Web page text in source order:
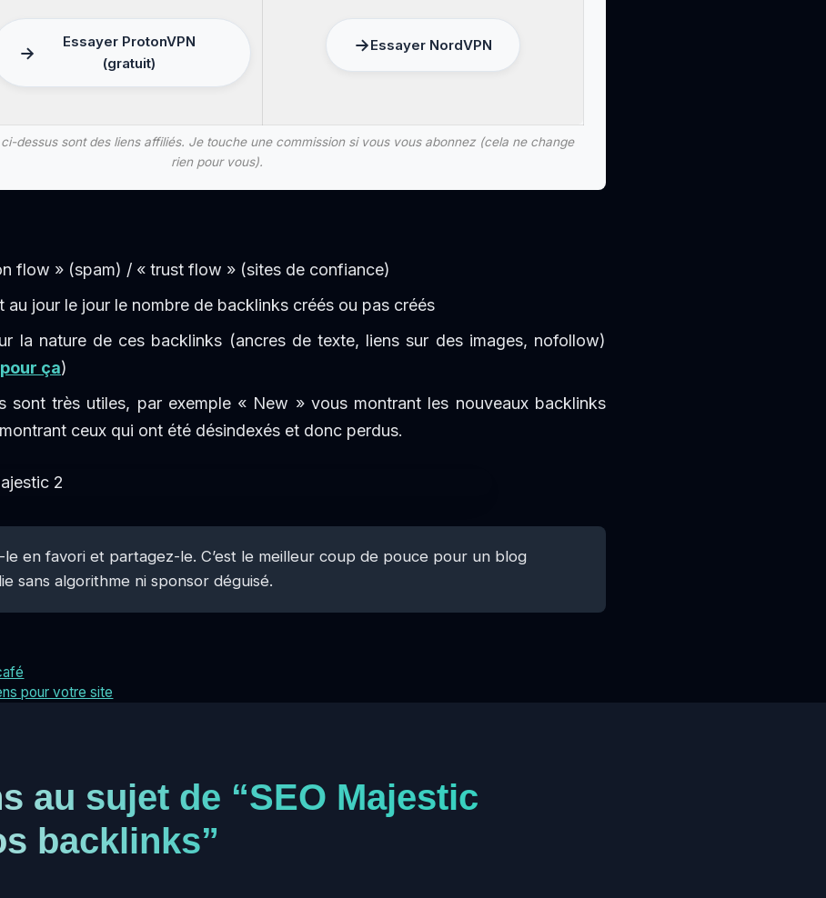
Essayer ProtonVPN
(gratuit)
Essayer NordVPN
dessus sont des liens affiliés. Je touche une commission si vous vous abonnez (cela ne change
rien pour vous).
flow » (spam) / « trust flow » (sites de confiance)
au jour le jour le nombre de backlinks créés ou pas créés
la nature de ces backlinks (ancres de texte, liens sur des images, nofollow)
ça)
sont très utiles, par exemple « New » vous montrant les nouveaux backlinks
ceux qui ont été désindexés et donc perdus.
en favori et partagez-le. C’est le meilleur coup de pouce pour un blog
sans algorithme ni sponsor déguisé.
pour votre site
au sujet de “SEO Majestic
backlinks”